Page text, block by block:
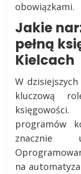
obowiązkami.
Jakie
pełną
Kielcach
W
kluczową
programów
znacznie
na